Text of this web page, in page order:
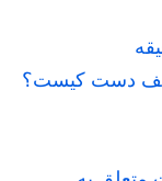
دست کیست؟